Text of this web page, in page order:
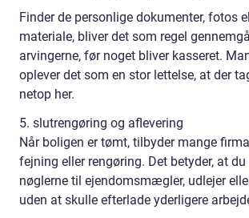
Finder de personlige dokumenter, fotos
materiale, bliver det som regel
arvingerne, før noget bliver kasseret.
oplever det som en stor lettelse, at der
netop her.
5. slutrengøring og aflevering
Når boligen er tømt, tilbyder mange
fejning eller rengøring. Det betyder, at
nøglerne til ejendomsmægler, udlejer
uden at skulle efterlade yderligere